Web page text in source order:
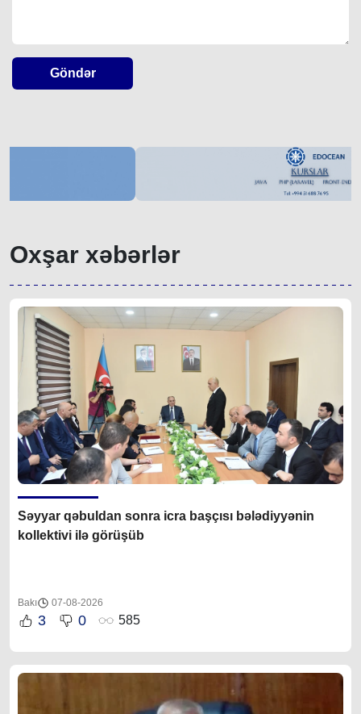
Göndər
Oxşar xəbərlər
Səyyar qəbuldan sonra icra başçısı bələdiyyənin
kollektivi ilə görüşüb
Bakı 07-08-2026
3 0 585